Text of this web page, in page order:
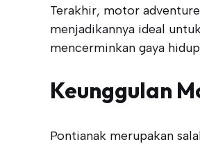
Terakhir, motor
menjadikannya ideal
mencerminkan gaya
Keunggulan
Pontianak merupakan